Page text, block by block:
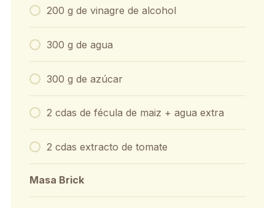
200 g de vinagre de alcohol
300 g de agua
300 g de azúcar
2 cdas de fécula de maiz + agua extra
2 cdas extracto de tomate
Masa Brick